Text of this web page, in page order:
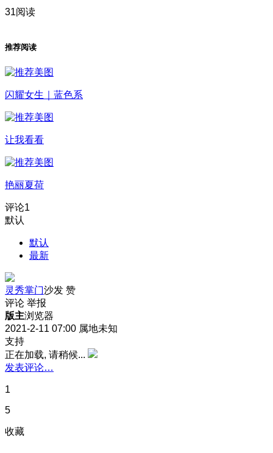
31阅读
推荐阅读
闪耀女生｜蓝色系
让我看看
艳丽夏荷
评论1
默认
默认
最新
灵秀掌门沙发 赞
评论 举报
版主浏览器
2021-2-11 07:00 属地未知
支持
正在加载, 请稍候...
发表评论…
1
5
收藏